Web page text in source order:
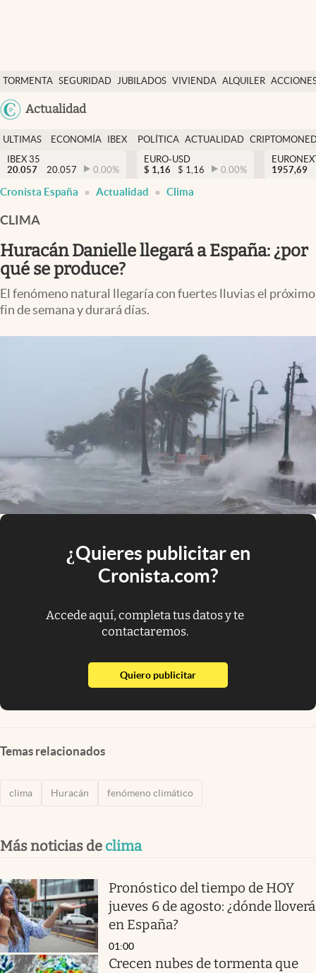
TORMENTA SEGURIDAD JUBILADOS VIVIENDA ALQUILER
USA
Actualidad
Economía y finanzas
Política
Actualidad
Criptomonedas
España
ULTIMAS
NOTICIAS
ECONOMÍA
FINANZAS
IBEX
EURO
POLÍTICA ACTUALIDAD
IBEX 35
20.057
20.057 0.00%
EURO-USD
$ 1,16 $ 1,16 0.00%
1957,69
Cronista España Actualidad Clima
CLIMA
Huracán Danielle llegará a España: ¿por
qué se produce?
El fenómeno natural llegaría con fuertes lluvias el próximo
fin de semana y durará días.
¿Quieres publicitar en
Cronista.com?
Accede aquí, completa tus datos y te
contactaremos.
Quiero publicitarabre en nueva pestaña
Temas relacionados
clima Huracán fenómeno climático
Más noticias de clima
Pronóstico del tiempo de HOY
jueves 6 de agosto: ¿dónde lloverá
en España?
01:00
Crecen nubes de tormenta que